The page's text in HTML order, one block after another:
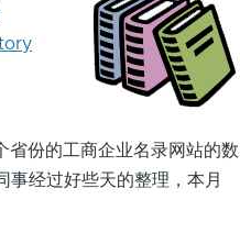
份的工商企业名录网站的数
事经过好些天的整理，本月